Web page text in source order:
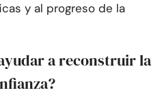
y al progreso de la
a reconstruir la